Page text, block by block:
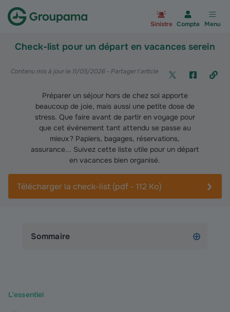
Sinistre Compte Menu
Check-list pour un départ en vacances serein
Contenu mis à jour le 11/05/2026- Partager l'article
Préparer un séjour hors de chez soi apporte
beaucoup de joie, mais aussi une petite dose de
stress. Que faire avant de partir en voyage pour
que cet événement tant attendu se passe au
mieux ? Papiers, bagages, réservations,
assurance... Suivez cette liste utile pour un départ
en vacances bien organisé.
Télécharger la check-list (pdf - 112 Ko)
Sommaire
L’essentiel